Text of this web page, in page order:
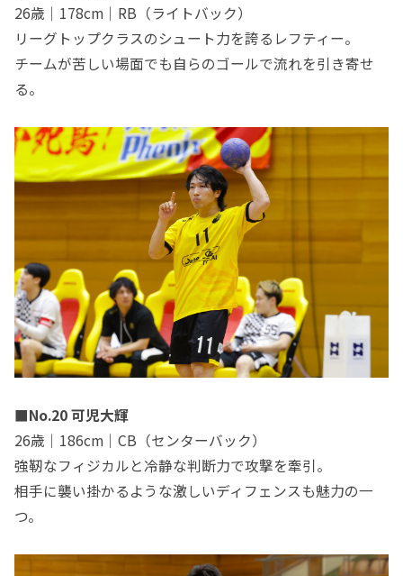
26歳｜178cm｜RB（ライトバック）
リーグトップクラスのシュート力を誇るレフティー。
チームが苦しい場面でも自らのゴールで流れを引き寄せ
る。
■No.20 可児大輝
26歳｜186cm｜CB（センターバック）
強靭なフィジカルと冷静な判断力で攻撃を牽引。
相手に襲い掛かるような激しいディフェンスも魅力の一
つ。